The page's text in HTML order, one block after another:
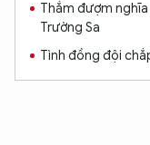
Thắm đượm
Trường Sa
Tình đồng đội